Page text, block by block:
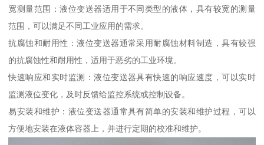
宽测量范围：液位变送器适用于不同类型的液体，具有较宽的测量
范围，可以满足不同工业应用的需求。
抗腐蚀和耐用性：液位变送器通常采用耐腐蚀材料制造，具有较强
的抗腐蚀性和耐用性，适用于恶劣的工业环境。
快速响应和实时监测：液位变送器具有快速的响应速度，可以实时
监测液位变化，及时反馈给监控系统或控制设备。
易安装和维护：液位变送器通常具有简单的安装和维护过程，可以
方便地安装在液体容器上，并进行定期的校准和维护。